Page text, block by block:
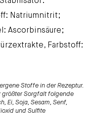
Natriumnitrit;
Ascorbinsäure;
Farbstoff:
Stoffe in der Rezeptur.
größter Sorgfalt folgende
Ei, Soja, Sesam, Senf,
und Sulfite